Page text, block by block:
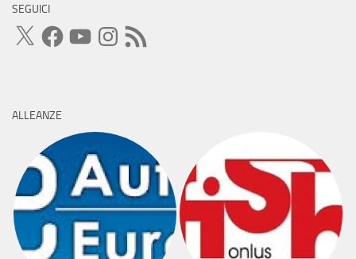
SEGUICI
X FacebookYouTubeInstagram
Feed
RSS
ALLEANZE